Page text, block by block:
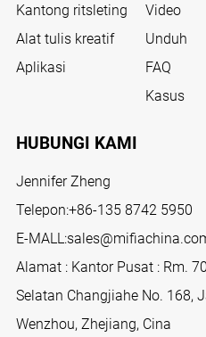
Kantong ritsleting
Alat tulis kreatif
Aplikasi
Video
Unduh
FAQ
Kasus
HUBUNGI KAMI
Jennifer Zheng
Telepon:+86-135 8742 5950
E-MALL:
Alamat : Kantor Pusat : Rm.
Selatan Changjiahe No. 168,
Wenzhou, Zhejiang, Cina